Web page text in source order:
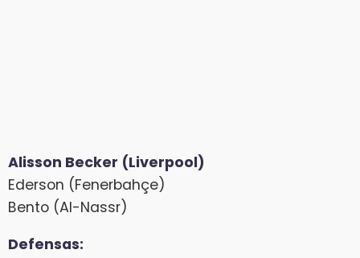
Alisson Becker (Liverpool)
Ederson (Fenerbahçe)
Bento (Al-Nassr)
Defensas: